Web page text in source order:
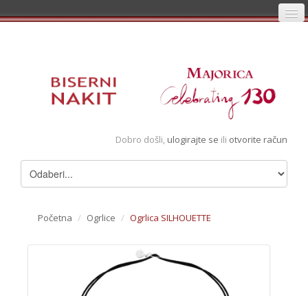
Registracija
Pregledani artikli
Dobro došli, ulogirajte se ili otvorite račun
Početna / Ogrlice / Ogrlica SILHOUETTE